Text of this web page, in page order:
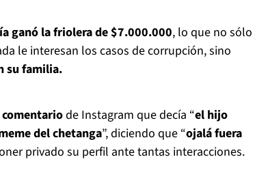
ganó la friolera de $7.000.000, lo que no sólo
le interesan los casos de corrupción, sino
su familia.
comentariode Instagram que decía “el hijo
del chetanga”, diciendo que “ojalá fuera
privado su perfil ante tantas interacciones.